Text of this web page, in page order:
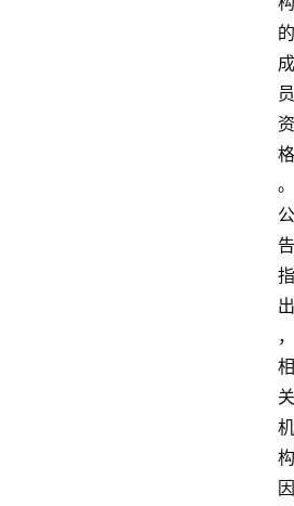
的
成
员
资
格
。
公
告
指
出
，
相
关
机
构
因